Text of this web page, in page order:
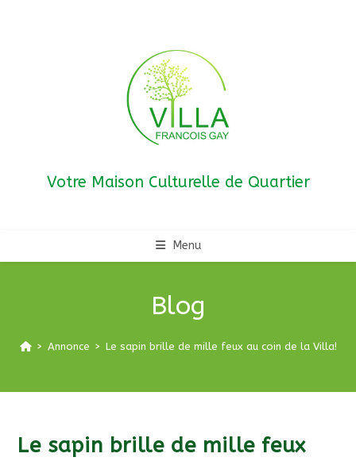
Votre Maison Culturelle de Quartier
Menu
Blog
> Annonce > Le sapin brille de mille feux au coin de la Villa!
Le sapin brille de mille feux